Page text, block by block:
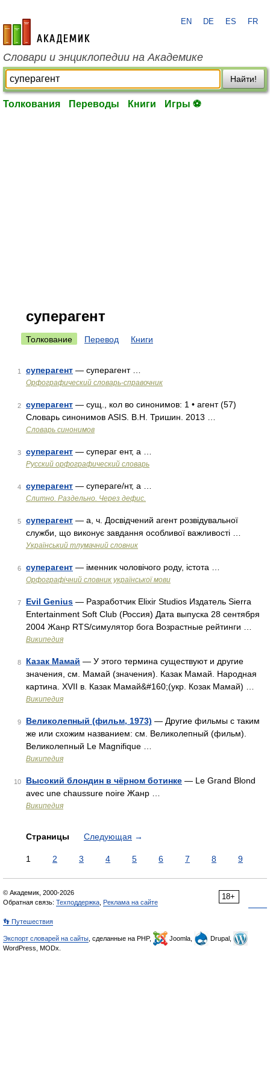
academic.ru
EN DE ES FR
Словари и энциклопедии на Академике
Найти!
Толкования Переводы Книги Игры ⚽
суперагент
Толкование Перевод Книги
1 суперагент — суперагент …
Орфографический словарь-справочник
2 суперагент — сущ., кол во синонимов: 1 • агент (57)
Словарь синонимов ASIS. В.Н. Тришин. 2013 …
Словарь синонимов
3 суперагент — супераг ент, а …
Русский орфографический словарь
4 суперагент — супераге/нт, а …
Слитно. Раздельно. Через дефис.
5 суперагент — а, ч. Досвідчений агент розвідувальної
служби, що виконує завдання особливої важливості …
Український тлумачний словник
6 суперагент — іменник чоловічого роду, істота …
Орфографічний словник української мови
7 Evil Genius — Разработчик Elixir Studios Издатель Sierra
Entertainment Soft Club (Россия) Дата выпуска 28 сентября
2004 Жанр RTS/симулятор бога Возрастные рейтинги …
Википедия
8 Казак Мамай — У этого термина существуют и другие
значения, см. Мамай (значения). Казак Мамай. Народная
картина. XVII в. Казак Мамай&#160;(укр. Козак Мамай) …
Википедия
9 Великолепный (фильм, 1973) — Другие фильмы с таким
же или схожим названием: см. Великолепный (фильм).
Великолепный Le Magnifique …
Википедия
10 Высокий блондин в чёрном ботинке — Le Grand Blond
avec une chaussure noire Жанр …
Википедия
Страницы Следующая →
1 2 3 4 5 6 7 8 9
18+
© Академик, 2000-2026
Обратная связь: Техподдержка Реклама на сайте
👣 Путешествия
Экспорт словарей на сайты , сделанные на PHP, Joomla,
Drupal,
WordPress, MODx.